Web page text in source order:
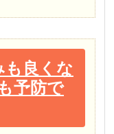
も良くな
予防で